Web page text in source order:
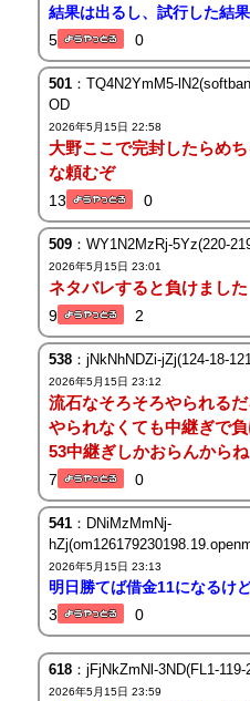
結果は出るし、試行した結
5
0
501：TQ4N2YmM5-
OD
2026年5月15日 22:58
大野ここで完封したらめ
な頼むぞ
13 0
509：WY1N2MzRj-5Yz(220-
2026年5月15日 23:01
ネタバレすると負けました
9 2
538：jNkNhNDZi-jZj(124-18-
2026年5月15日 23:12
流石なそろそろやられる
やられなくても中継ぎで
53中継ぎしかおらんからね
7 0
541：DNiMzMmNj-
2026年5月15日 23:13
明日勝てば借金11になるけ
3
0
618：jFjNkZmNl-3ND(FL1-
2026年5月15日 23:59